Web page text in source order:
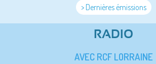
> Dernières émissions
RADIO
AVEC RCF LORRAINE